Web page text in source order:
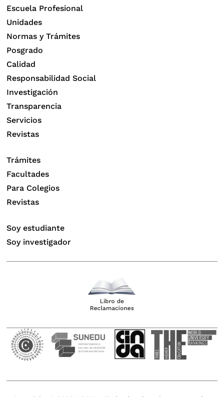
Escuela Profesional
Unidades
Normas y Trámites
Posgrado
Calidad
Responsabilidad Social
Investigación
Transparencia
Servicios
Revistas
Trámites
Facultades
Para Colegios
Revistas
Soy estudiante
Soy investigador